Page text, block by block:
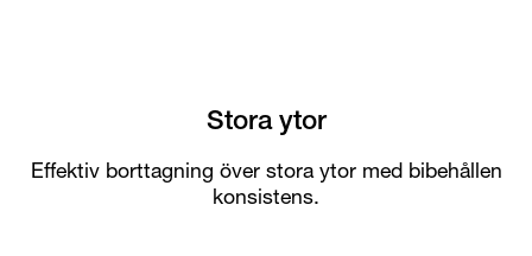
Stora ytor
Effektiv borttagning över stora ytor med bibehållen
konsistens.